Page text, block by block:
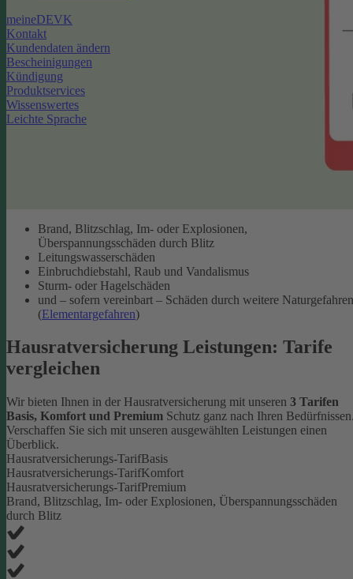
meineDEVK
Kontakt
Kundendaten ändern
Bescheinigungen
Kündigung
Produktservices
Wissenswertes
Leichte Sprache
Brand, Blitzschlag, Im- oder Explosionen,
Überspannungsschäden durch Blitz
Leitungswasserschäden
Einbruchdiebstahl, Raub und Vandalismus
Sturm- oder Hagelschäden
und – sofern vereinbart – Schäden durch weitere Naturgefahren
(Elementargefahren)
Hausratversicherung Leistungen: Tarife
vergleichen
Wir bieten Ihnen in der Hausratversicherung mit unseren 3 Tarifen
Basis, Komfort und Premium Schutz ganz nach Ihren
Verschaffen Sie sich mit unseren ausgewählten Leistungen einen
Überblick.
Hausratversicherungs-TarifBasis
Hausratversicherungs-TarifKomfort
Hausratversicherungs-TarifPremium
Brand, Blitzschlag, Im- oder Explosionen, Überspannungsschäden
durch Blitz